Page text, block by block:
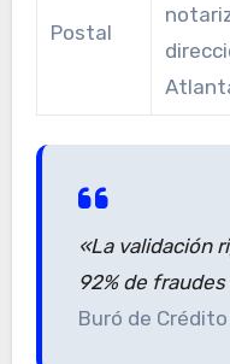
Postal
«La validación
92% de
Buró de Crédito